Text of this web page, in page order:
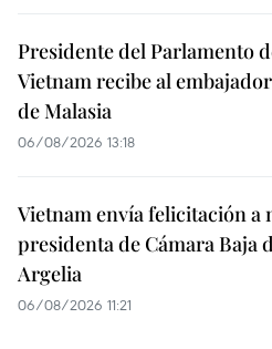
Presidente del Parlamento
Vietnam recibe al
de Malasia
06/08/2026 13:18
Vietnam envía felicitación a
presidenta de Cámara Baja
Argelia
06/08/2026 11:21